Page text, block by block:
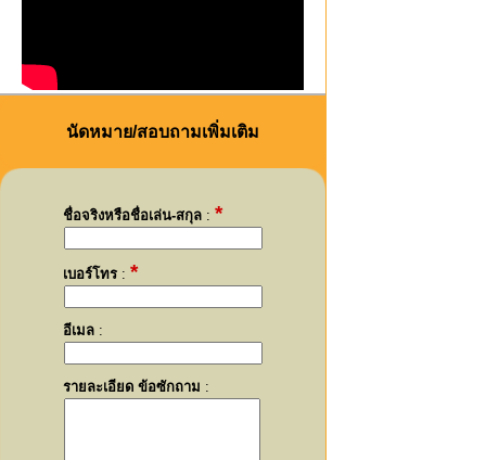
นัดหมาย/สอบถามเพิ่มเติม
ชื่อจริงหรือชื่อเล่น-สกุล :*
เบอร์โทร :*
อีเมล :
รายละเอียด ข้อซักถาม :